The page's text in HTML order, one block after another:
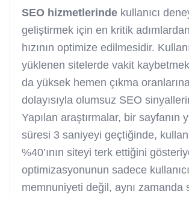
SEO hizmetlerinde kullanıcı
geliştirmek için en kritik
hızının optimize edilmesidir.
yüklenen sitelerde vakit
da yüksek hemen çıkma
dolayısıyla olumsuz SEO
Yapılan araştırmalar, bir sayfanın
süresi 3 saniyeyi geçtiğinde,
%40’ının siteyi terk ettiğini
optimizasyonunun sadece kullanıcı
memnuniyeti değil, aynı zamanda